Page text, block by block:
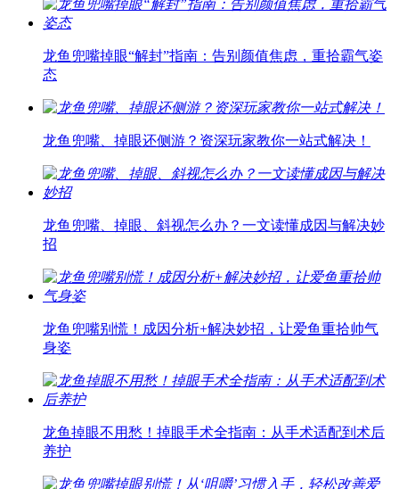
龙鱼兜嘴掉眼“解封”指南：告别颜值焦虑，重拾霸气姿
态
龙鱼兜嘴、掉眼还侧游？资深玩家教你一站式解决！
龙鱼兜嘴、掉眼、斜视怎么办？一文读懂成因与解决妙
招
龙鱼兜嘴别慌！成因分析+解决妙招，让爱鱼重拾帅气
身姿
龙鱼掉眼不用愁！掉眼手术全指南：从手术适配到术后
养护